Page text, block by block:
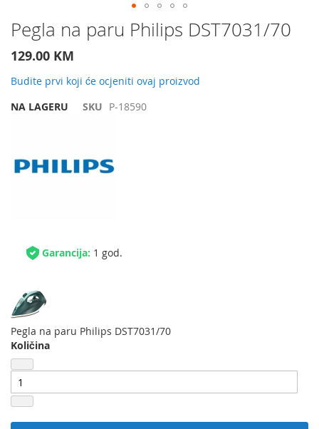
Preskočite
na
početak
galerije
slika
Pegla na paru Philips DST7031/70
129.00 KM
Budite prvi koji će ocjeniti ovaj proizvod
NA LAGERU
SKU P-18590
Garancija: 1 god.
Pegla na paru Philips DST7031/70
Količina